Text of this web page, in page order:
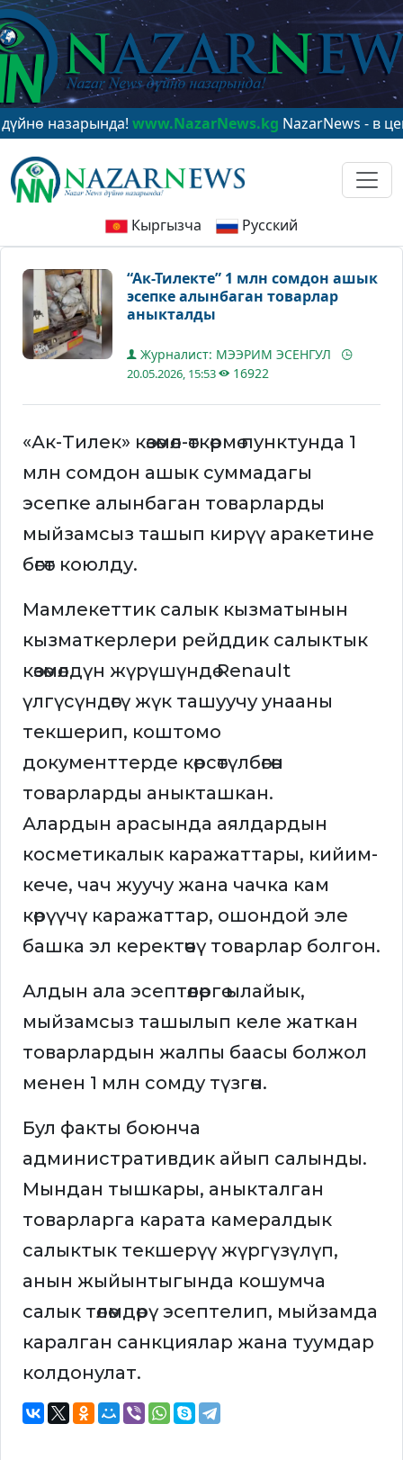
www.NazarNews.kgNazarNews - в центре
Кыргызча Русский
“Ак-Тилекте” 1 млн сомдон ашык
эсепке алынбаган товарлар
аныкталды
Журналист: МЭЭРИМ ЭСЕНГУЛ
20.05.2026, 15:53 16922
«Ак-Тилек» көзөмөл-өткөрмө пунктунда 1
млн сомдон ашык суммадагы
эсепке алынбаган товарларды
мыйзамсыз ташып кирүү аракетине
бөгөт коюлду.
Мамлекеттик салык кызматынын
кызматкерлери рейддик салыктык
көзөмөлдүн жүрүшүндө Renault
үлгүсүндөгү жүк ташуучу унааны
текшерип, коштомо
документтерде көрсөтүлбөгөн
товарларды аныкташкан.
Алардын арасында аялдардын
косметикалык каражаттары, кийим-
кече, чач жуучу жана чачка кам
көрүүчү каражаттар, ошондой эле
башка эл керектөөчү товарлар болгон.
Алдын ала эсептөөлөргө ылайык,
мыйзамсыз ташылып келе жаткан
товарлардын жалпы баасы болжол
менен 1 млн сомду түзгөн.
Бул факты боюнча
административдик айып салынды.
Мындан тышкары, аныкталган
товарларга карата камералдык
салыктык текшерүү жүргүзүлүп,
анын жыйынтыгында кошумча
салык төлөмдөрү эсептелип, мыйзамда
каралган санкциялар жана туумдар
колдонулат.